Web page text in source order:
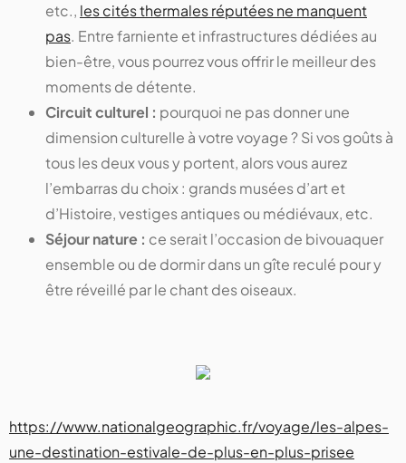
etc., les cités thermales réputées ne manquent
pas. Entre farniente et infrastructures dédiées au
bien-être, vous pourrez vous offrir le meilleur des
moments de détente.
Circuit culturel : pourquoi ne pas donner une
dimension culturelle à votre voyage ? Si vos goûts à
tous les deux vous y portent, alors vous aurez
l’embarras du choix : grands musées d’art et
d’Histoire, vestiges antiques ou médiévaux, etc.
Séjour nature : ce serait l’occasion de bivouaquer
ensemble ou de dormir dans un gîte reculé pour y
être réveillé par le chant des oiseaux.
https://www.nationalgeographic.fr/voyage/les-alpes-
une-destination-estivale-de-plus-en-plus-prisee